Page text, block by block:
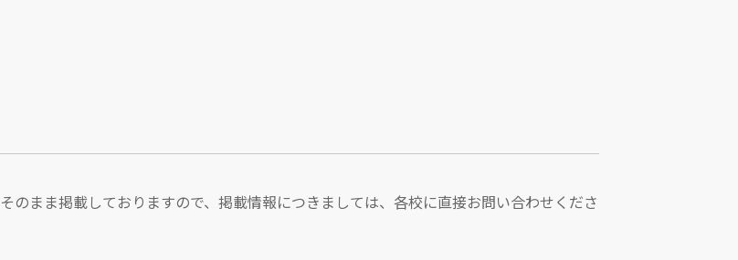
まま掲載しておりますので、掲載情報につきましては、各校に直接お問い合わせくださ